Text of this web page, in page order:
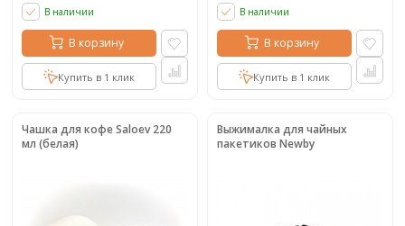
В наличии
В корзину
Купить в 1 клик
В наличии
В корзину
Купить в 1 клик
Чашка для кофе Saloev 220
мл (белая)
Выжималка для чайных
пакетиков Newby